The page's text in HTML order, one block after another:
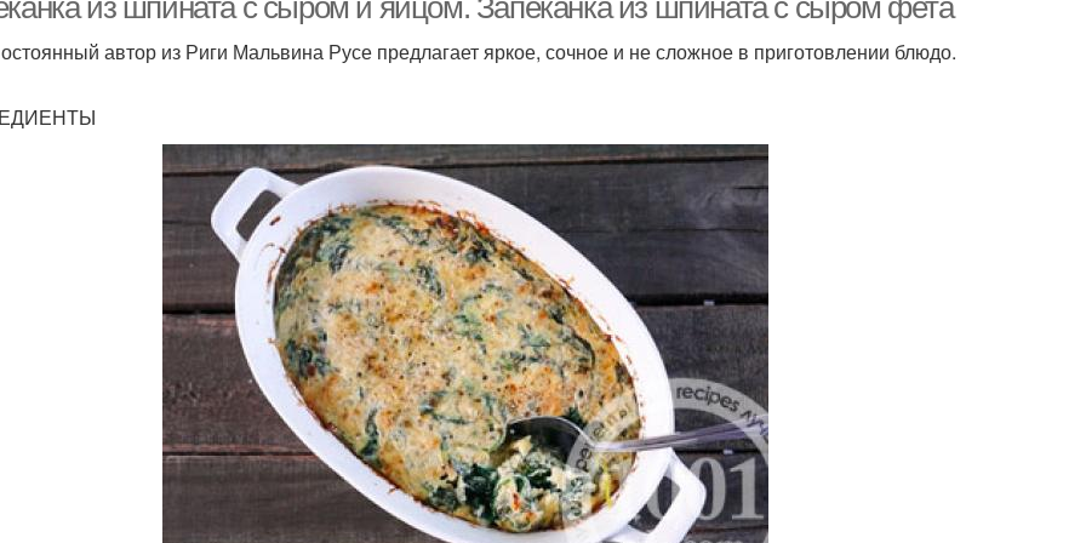
из шпината с сыром и яйцом. Запеканка из шпината с сыром фета
автор из Риги Мальвина Русе предлагает яркое, сочное и не сложное в приготовлении блюдо.